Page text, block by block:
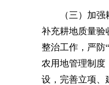
（三）加
补充耕地质量验
整治工作，严防
农用地管理制度
设，完善立项、